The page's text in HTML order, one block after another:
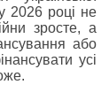
2026 році не
зросте, а
або
усі